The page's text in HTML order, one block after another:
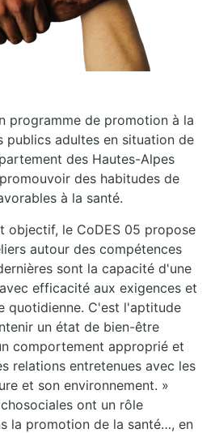
programme de promotion à la
publics adultes en situation de
des Hautes-Alpes
des habitudes de
à la santé.
objectif, le CoDES 05 propose
autour des compétences
sont la capacité d'une
efficacité aux exigences et
quotidienne. C'est l'aptitude
un état de bien-être
comportement approprié et
relations entretenues avec les
et son environnement. »
ont un rôle
la promotion de la santé…, en